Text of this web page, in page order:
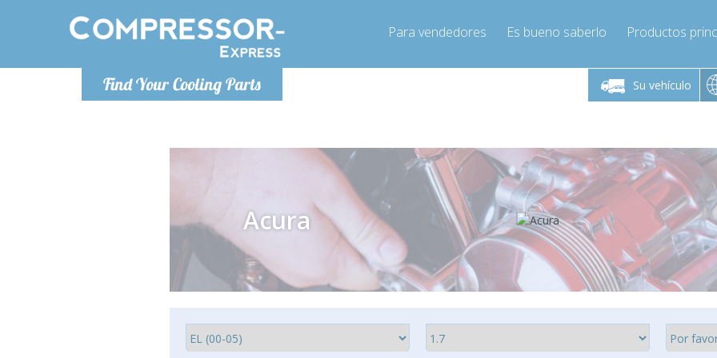
Find Your Cooling Parts
Para vendedores Es bueno saberlo Productos
Su vehículo
De lunes a viernes de 9:00 a De lunes a viernes de 9:00 a
16:00
Info@compressor-express.es
De lunes a
Acura